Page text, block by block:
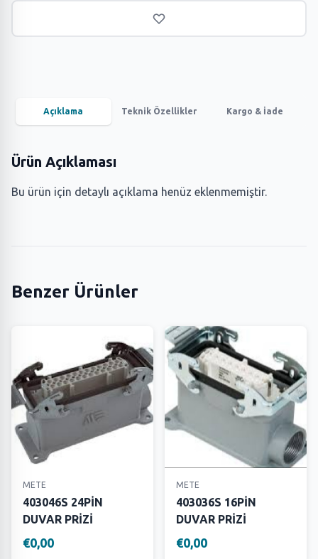
Açıklama Teknik Özellikler Kargo & İade
Ürün Açıklaması
Bu ürün için detaylı açıklama henüz eklenmemiştir.
Benzer Ürünler
METE
403046S 24PİN
DUVAR PRİZİ
€0,00
METE
403036S 16PİN
DUVAR PRİZİ
€0,00